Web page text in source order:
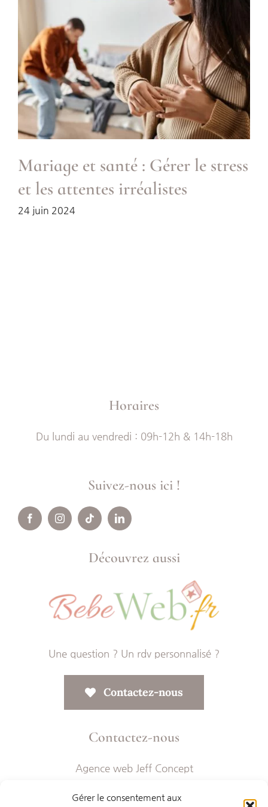
Gérer le consentement aux
Mariage et santé : Gérer le stress
et les attentes irréalistes
24 juin 2024
Horaires
Du lundi au vendredi : 09h-12h & 14h-18h
Suivez-nous ici !
Découvrez aussi
Une question ? Un rdv personnalisé ?
Contactez-nous
Contactez-nous
Agence web Jeff Concept